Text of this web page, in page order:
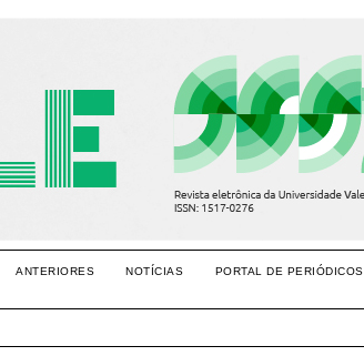
ANTERIORES NOTÍCIAS
PORTAL DE PERIÓDICOS